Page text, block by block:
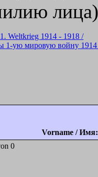
лица)
Weltkrieg 1914 - 1918 /
1-ую мировую войну 1914
Vorname / Имя:
0